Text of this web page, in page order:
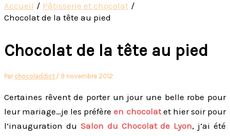
Accueil
Pâtisserie et chocolat
Chocolat de la tête au pied
Chocolat de la tête au pied
Par chocoladdict / 9 novembre 2012
Certaines rêvent de porter un jour une belle robe pour
leur mariage…je les préfèreen chocolatet hier soir pour
l’inauguration du Salon du Chocolat de Lyon, j’ai été